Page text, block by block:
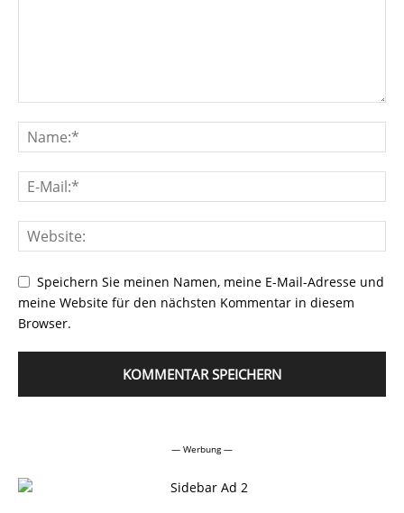
Speichern Sie meinen Namen, meine E-Mail-Adresse und
meine Website für den nächsten Kommentar in diesem
Browser.
— Werbung —